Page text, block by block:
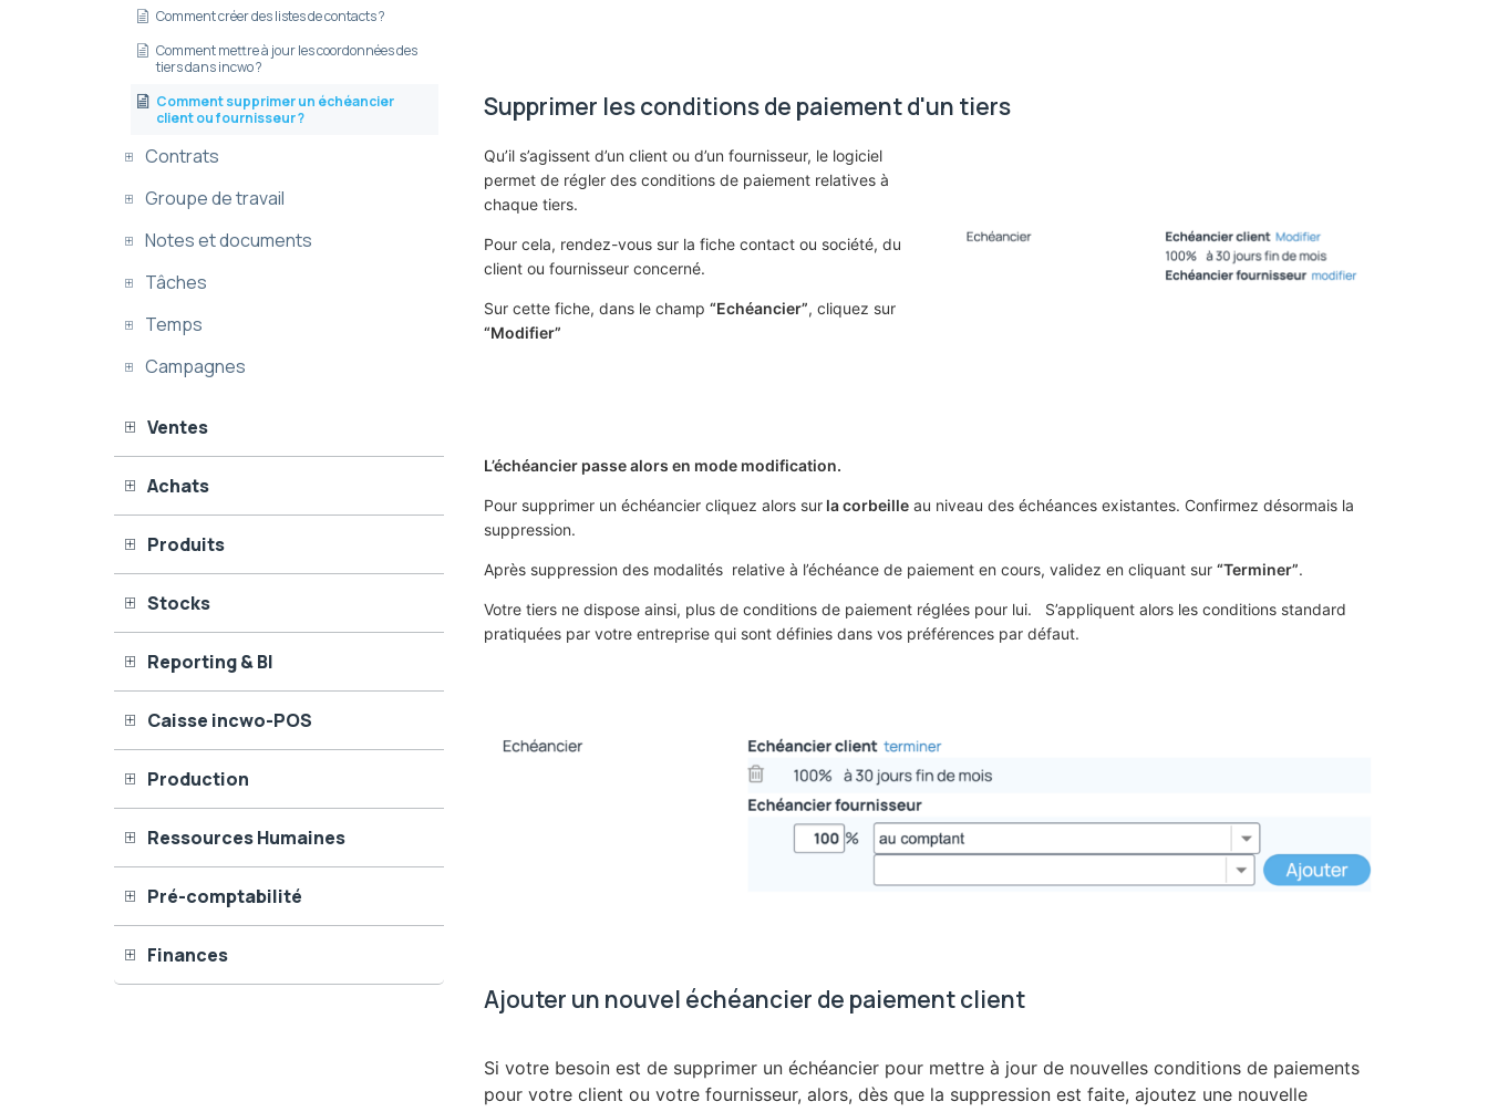
Comment créer des listes de contacts ?
Comment mettre à jour les coordonnées des
tiers dans incwo ?
Comment supprimer un échéancier
client ou fournisseur ?
Contrats
Groupe de travail
Notes et documents
Tâches
Temps
Campagnes
Ventes
Achats
Produits
Stocks
Reporting & BI
Caisse incwo-POS
Production
Ressources Humaines
Pré-comptabilité
Finances
Supprimer les conditions de paiement d'un tiers
Qu’il s’agissent d’un client ou d’un fournisseur, le logiciel
permet de régler des conditions de paiement relatives à
chaque tiers.
Pour cela, rendez-vous sur la fiche contact ou société, du
client ou fournisseur concerné.
Sur cette fiche, dans le champ “Echéancier”, cliquez sur
“Modifier”
L’échéancier passe alors en mode modification.
Pour supprimer un échéancier cliquez alors sur la corbeille au niveau des échéances existantes. Confirmez désormais la
suppression.
Après suppression des modalités relative à l’échéance de paiement en cours, validez en cliquant sur “Terminer”.
Votre tiers ne dispose ainsi, plus de conditions de paiement réglées pour lui. S’appliquent alors les conditions standard
pratiquées par votre entreprise qui sont définies dans vos préférences par défaut.
Ajouter un nouvel échéancier de paiement client
Si votre besoin est de supprimer un échéancier pour mettre à jour de nouvelles conditions de paiements
pour votre client ou votre fournisseur, alors, dès que la suppression est faite, ajoutez une nouvelle